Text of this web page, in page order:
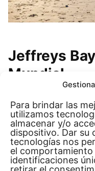
Para brindar las
utilizamos
almacenar y/o
dispositivo. Dar su
tecnologías nos
el
identificaciones
Jeffreys
Mundial
Jeffreys Bay,
un destino de surf,
aman este
playa atraen a
especialmente
World Surf